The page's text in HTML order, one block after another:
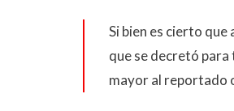
Si bien es cierto
que se decretó
mayor al reportado